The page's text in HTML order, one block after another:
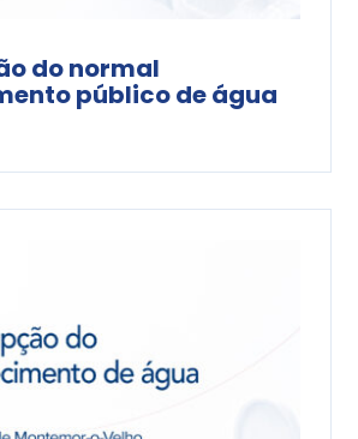
do normal
público de água